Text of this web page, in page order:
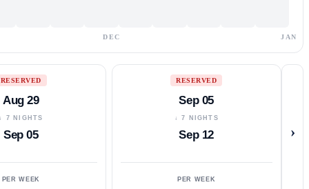
DEC JAN
RESERVED
Aug 29
7 NIGHTS
Sep 05
PER WEEK
RESERVED
Sep 05
↓ 7 NIGHTS
Sep 12
PER WEEK
›